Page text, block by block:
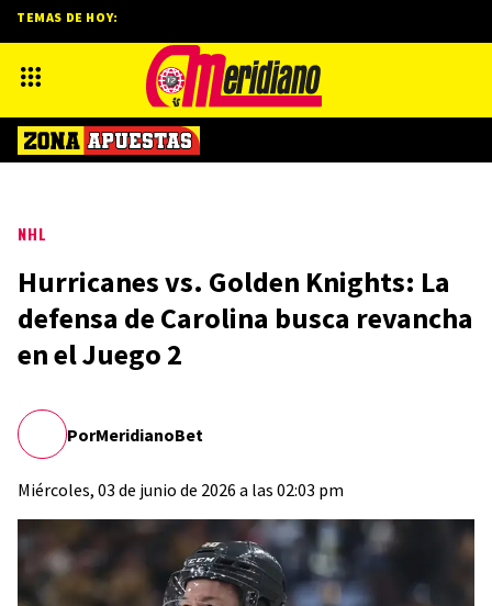
NHL
Hurricanes vs. Golden Knights: La
defensa de Carolina busca revancha
en el Juego 2
PorMeridianoBet
Miércoles, 03 de junio de 2026 a las 02:03 pm
TEMAS DE HOY: